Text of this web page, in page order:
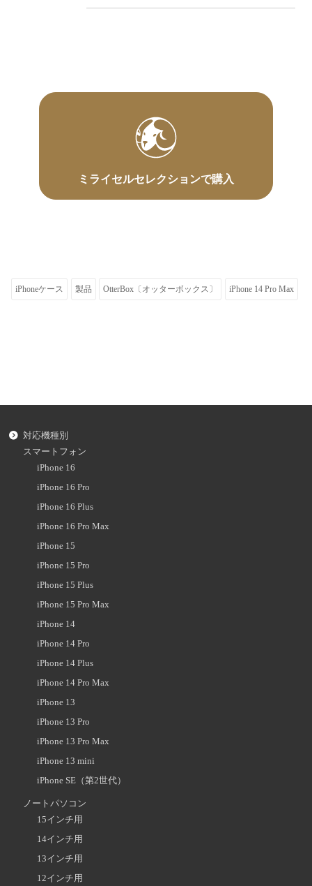
ミライセルセレクションで購入
iPhoneケース 製品 OtterBox〔オッターボックス〕 iPhone 14 Pro Max
対応機種別
スマートフォン
iPhone 16
iPhone 16 Pro
iPhone 16 Plus
iPhone 16 Pro Max
iPhone 15
iPhone 15 Pro
iPhone 15 Plus
iPhone 15 Pro Max
iPhone 14
iPhone 14 Pro
iPhone 14 Plus
iPhone 14 Pro Max
iPhone 13
iPhone 13 Pro
iPhone 13 Pro Max
iPhone 13 mini
iPhone SE（第2世代）
ノートパソコン
15インチ用
14インチ用
13インチ用
12インチ用